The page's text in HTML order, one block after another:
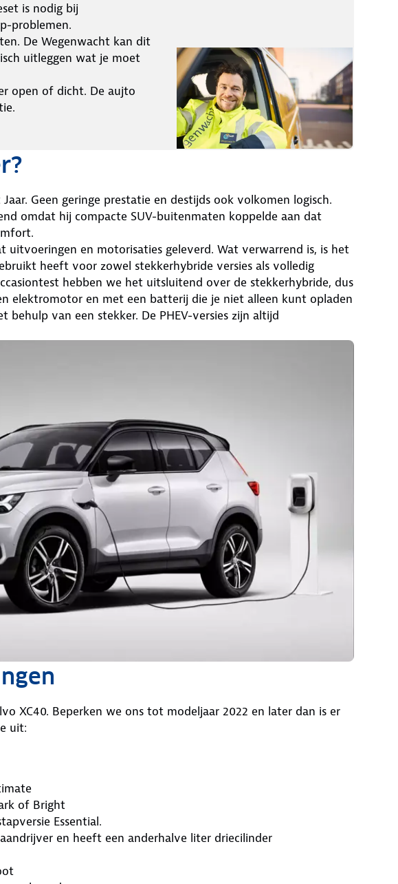
is nodig bij
problemen.
De Wegenwacht kan dit
uitleggen wat je moet
open of dicht. De aujto
Geen geringe prestatie en destijds ook volkomen logisch.
omdat hij compacte SUV-buitenmaten koppelde aan dat
uitvoeringen en motorisaties geleverd. Wat verwarrend is, is het
heeft voor zowel stekkerhybride versies als volledig
hebben we het uitsluitend over de stekkerhybride, dus
elektromotor en met een batterij die je niet alleen kunt opladen
van een stekker. De PHEV-versies zijn altijd
XC40. Beperken we ons tot modeljaar 2022 en later dan is er
uit:
of Bright
Essential.
en heeft een anderhalve liter driecilinder